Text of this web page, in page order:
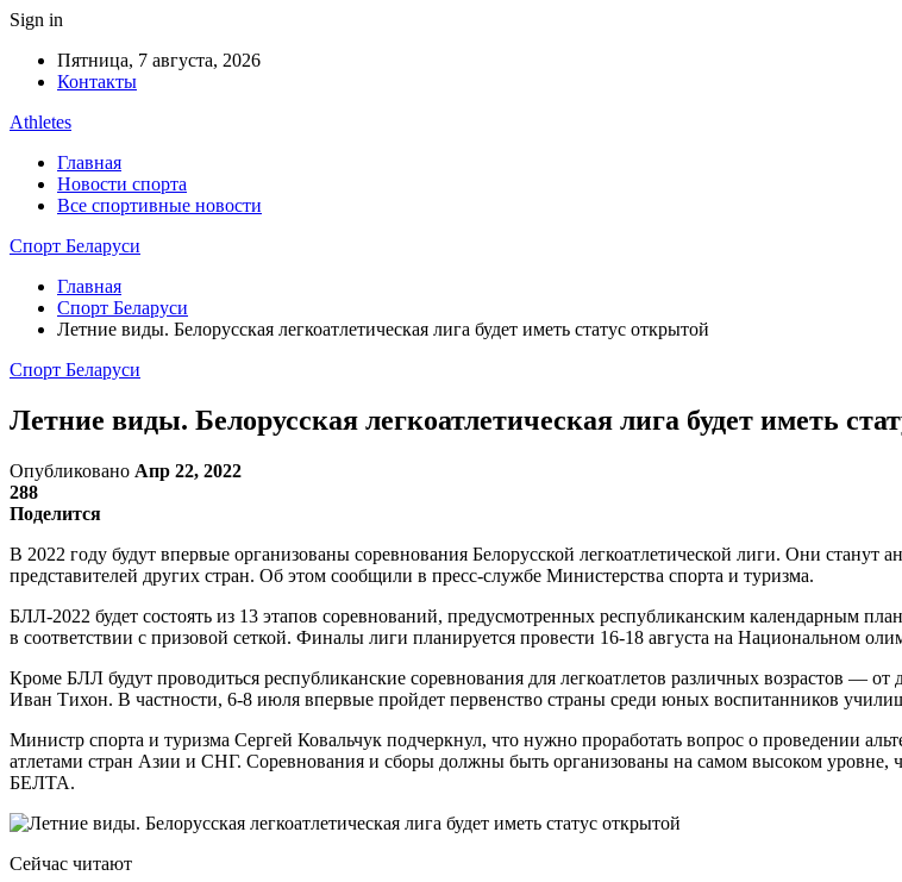
Sign in
Пятница, 7 августа, 2026
Контакты
Athletes
Главная
Новости спорта
Все спортивные новости
Спорт Беларуси
Главная
Спорт Беларуси
Летние виды. Белорусская легкоатлетическая лига будет иметь статус открытой
Спорт Беларуси
Летние виды. Белорусская легкоатлетическая лига будет иметь
Опубликовано Апр 22, 2022
288
Поделится
В 2022 году будут впервые организованы соревнования Белорусской легкоатлетической лиги. Они
представителей других стран. Об этом сообщили в пресс-службе Министерства спорта и туризма.
БЛЛ-2022 будет состоять из 13 этапов соревнований, предусмотренных республиканским календарным
в соответствии с призовой сеткой. Финалы лиги планируется провести 16-18 августа на Национальном
Кроме БЛЛ будут проводиться республиканские соревнования для легкоатлетов различных возрастов — от
Иван Тихон. В частности, 6-8 июля впервые пройдет первенство страны среди юных воспитанников
Министр спорта и туризма Сергей Ковальчук подчеркнул, что нужно проработать вопрос о проведении
атлетами стран Азии и СНГ. Соревнования и сборы должны быть организованы на самом высоком
БЕЛТА.
Сейчас читают